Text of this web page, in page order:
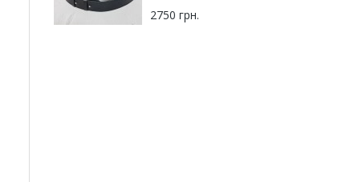
2750 грн.